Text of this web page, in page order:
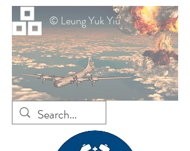
© Leung Yuk Yiu